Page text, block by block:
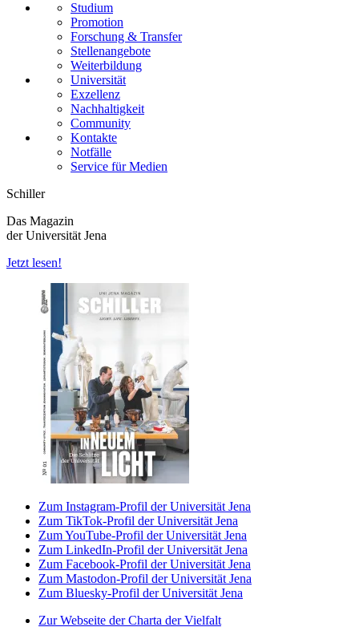
Studium
Promotion
Forschung & Transfer
Stellenangebote
Weiterbildung
Universität
Exzellenz
Nachhaltigkeit
Community
Kontakte
Notfälle
Service für Medien
Schiller
Das Magazin
der Universität Jena
Jetzt lesen!
Zum Instagram-Profil der Universität Jena
Zum TikTok-Profil der Universität Jena
Zum YouTube-Profil der Universität Jena
Zum LinkedIn-Profil der Universität Jena
Zum Facebook-Profil der Universität Jena
Zum Mastodon-Profil der Universität Jena
Zum Bluesky-Profil der Universität Jena
Zur Webseite der Charta der Vielfalt